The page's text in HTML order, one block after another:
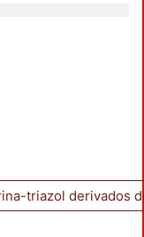
triazol derivados